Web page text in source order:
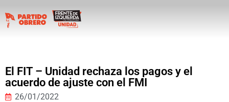
El FIT – Unidad rechaza los pagos y el
acuerdo de ajuste con el FMI
26/01/2022